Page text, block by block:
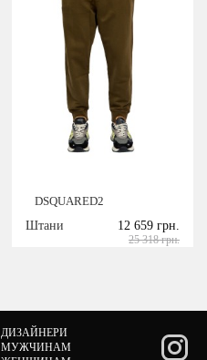
DSQUARED2
Штани
12 659 грн.
25 318 грн.
ДИЗАЙНЕРИ
МУЖЧИНАМ